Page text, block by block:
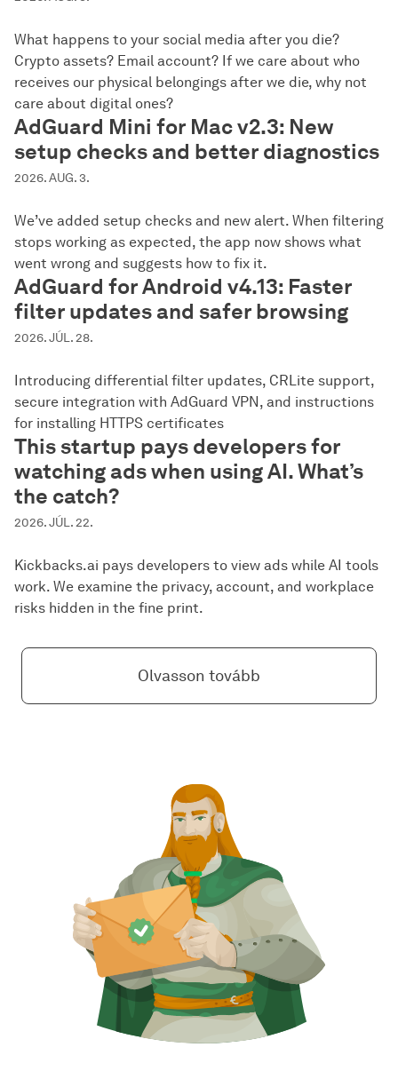
What happens to your social media after you die?
Crypto assets? Email account? If we care about who
receives our physical belongings after we die, why not
care about digital ones?
AdGuard Mini for Mac v2.3: New
setup checks and better diagnostics
2026. AUG. 3.
We’ve added setup checks and new alert. When filtering
stops working as expected, the app now shows what
went wrong and suggests how to fix it.
AdGuard for Android v4.13: Faster
filter updates and safer browsing
2026. JÚL. 28.
Introducing differential filter updates, CRLite support,
secure integration with AdGuard VPN, and instructions
for installing HTTPS certificates
This startup pays developers for
watching ads when using AI. What’s
the catch?
2026. JÚL. 22.
Kickbacks.ai pays developers to view ads while AI tools
work. We examine the privacy, account, and workplace
risks hidden in the fine print.
Olvasson tovább